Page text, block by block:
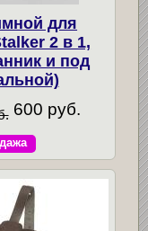
для
2 в 1,
и под
600 руб.